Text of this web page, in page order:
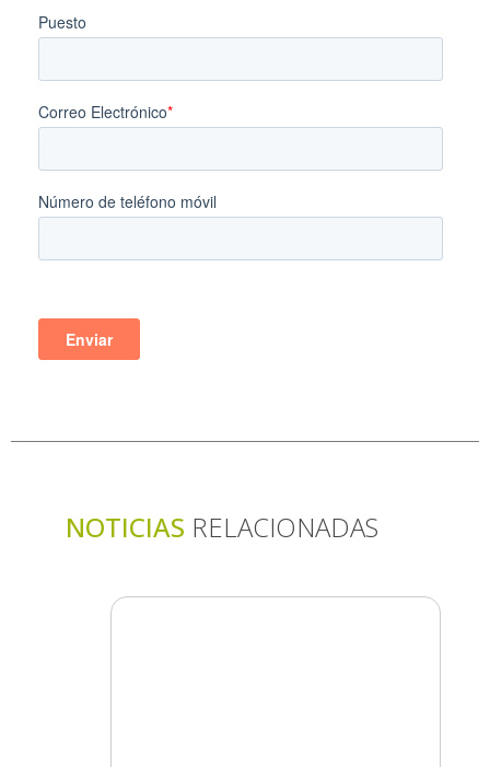
NOTICIAS RELACIONADAS